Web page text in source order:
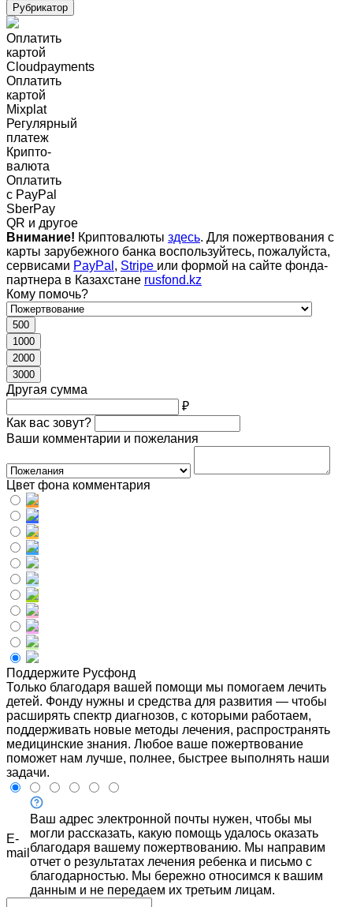
Рубрикатор
Оплатить
картой
Cloudpayments
Оплатить
картой
Mixplat
Регулярный
платеж
Крипто-
валюта
Оплатить
c PayPal
SberPay
QR и другое
Внимание! Криптовалюты здесь. Для пожертвования с
карты зарубежного банка воспользуйтесь, пожалуйста,
сервисами PayPal , Stripe или формой на сайте фонда-
партнера в Казахстане rusfond.kz
Кому помочь?
500
1000
2000
3000
Другая сумма
₽
Как вас зовут?
Ваши комментарии и пожелания
Цвет фона комментария
Поддержите Русфонд
Только благодаря вашей помощи мы помогаем лечить
детей. Фонду нужны и средства для развития — чтобы
расширять спектр диагнозов, с которыми работаем,
поддерживать новые методы лечения, распространять
медицинские знания. Любое ваше пожертвование
поможет нам лучше, полнее, быстрее выполнять наши
задачи.
E-
mail
Ваш адрес электронной почты нужен, чтобы мы
могли рассказать, какую помощь удалось оказать
благодаря вашему пожертвованию. Мы направим
отчет о результатах лечения ребенка и письмо с
благодарностью. Мы бережно относимся к вашим
данным и не передаем их третьим лицам.